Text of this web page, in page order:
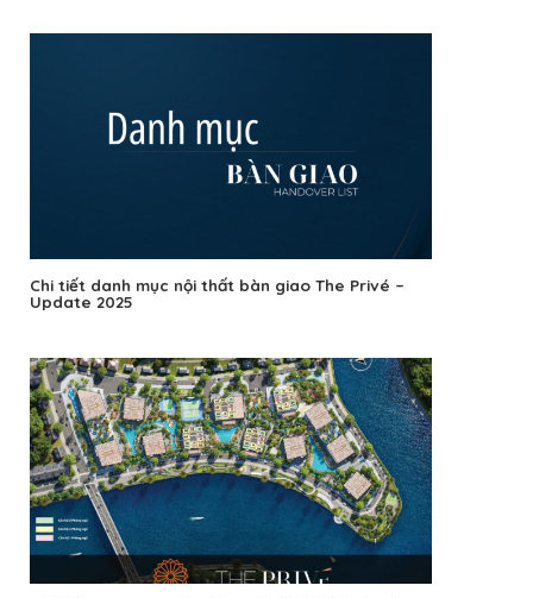
Chi tiết danh mục nội thất bàn giao The Privé –
Update 2025